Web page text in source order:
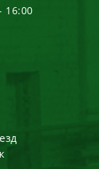
16:00